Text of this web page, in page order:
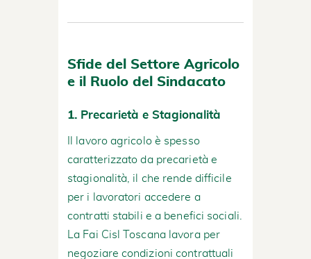
Sfide del Settore Agricolo
e il Ruolo del Sindacato
1. Precarietà e Stagionalità
Il lavoro agricolo è spesso
caratterizzato da precarietà e
stagionalità, il che rende difficile
per i lavoratori accedere a
contratti stabili e a benefici sociali.
La Fai Cisl Toscana lavora per
negoziare condizioni contrattuali